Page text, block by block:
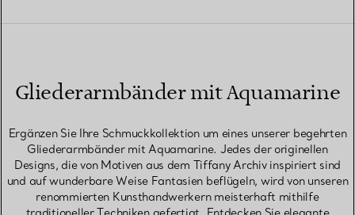
Gliederarmbänder mit Aquamarine
Ergänzen Sie Ihre Schmuckkollektion um eines unserer begehrten
Gliederarmbänder mit Aquamarine. Jedes der originellen
Designs, die von Motiven aus dem Tiffany Archiv inspiriert sind
und auf wunderbare Weise Fantasien beflügeln, wird von unseren
renommierten Kunsthandwerkern meisterhaft mithilfe